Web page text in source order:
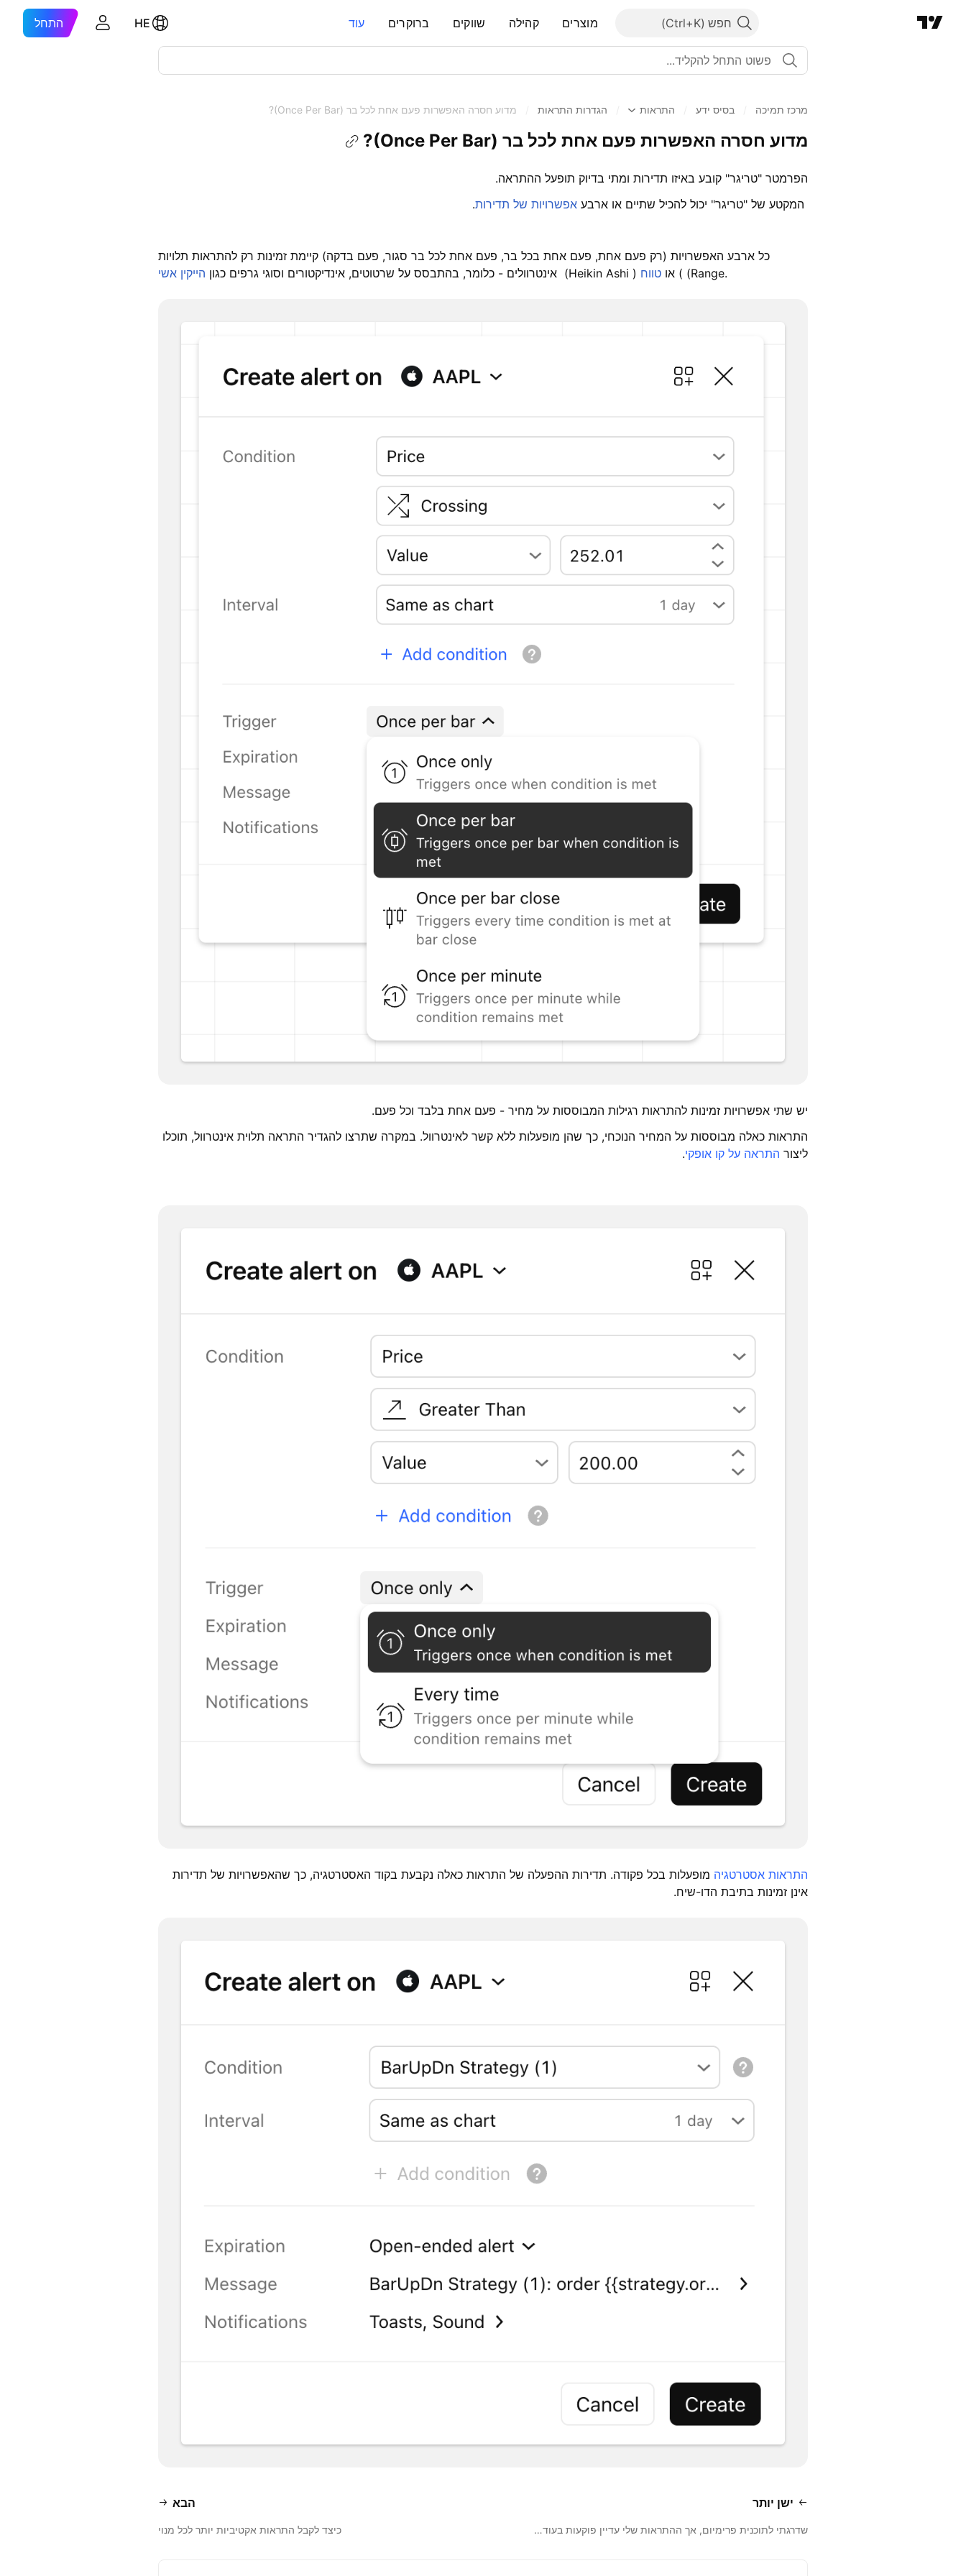
חפש מוצרים קהילה שווקים ברוקרים עוד HE התחל
מרכז תמיכה בסיס ידע התראות הגדרות התראות מדוע חסרה האפשרות פעם אחת לכל בר (Once Per Bar)?
מדוע חסרה האפשרות פעם אחת לכל בר (Once Per Bar)?
הפרמטר "טריגר" קובע באיזו תדירות ומתי בדיוק תופעל ההתראה.
המקטע של "טריגר" יכול להכיל שתיים או ארבע אפשרויות של תדירות.
כל ארבע האפשרויות (רק פעם אחת, פעם אחת בכל בר, פעם אחת לכל בר סגור, פעם בדקה) קיימת זמינות רק להתראות תלויות
אינטרוולים - כלומר, בהתבסס על שרטוטים, אינדיקטורים וסוגי גרפים כגון הייקין אשי (Heikin Ashi ) או ( (Range.
יש שתי אפשרויות זמינות להתראות רגילות המבוססות על מחיר - פעם אחת בלבד וכל פעם.
התראות כאלה מבוססות על המחיר הנוכחי, כך שהן מופעלות ללא קשר לאינטרוול. במקרה שתרצו להגדיר התראה תלוית אינטרוול, תוכלו
ליצור התראה על קו אופקי.
התראות אסטרטגיה מופעלות בכל פקודה. תדירות ההפעלה של התראות כאלה נקבעת בקוד האסטרטגיה, כך שהאפשרויות של תדירות
אינן זמינות בתיבת הדו-שיח.
ישן יותר
שדרגתי לתוכנית פרימיום, אך ההתראות שלי עדיין פוקעות בעוד…
הבא
כיצד לקבל התראות אקטיביות יותר לכל מנוי